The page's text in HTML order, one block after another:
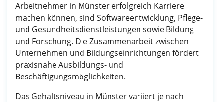
Arbeitnehmer in Münster erfolgreich Karriere
machen können, sind Softwareentwicklung, Pflege-
und Gesundheitsdienstleistungen sowie Bildung
und Forschung. Die Zusammenarbeit zwischen
Unternehmen und Bildungseinrichtungen fördert
praxisnahe Ausbildungs- und
Beschäftigungsmöglichkeiten.
Das Gehaltsniveau in Münster variiert je nach